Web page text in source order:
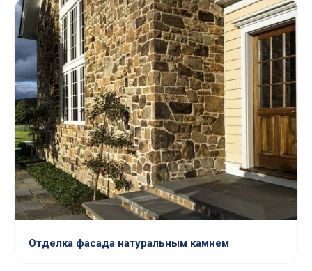
Отделка фасада натуральным камнем